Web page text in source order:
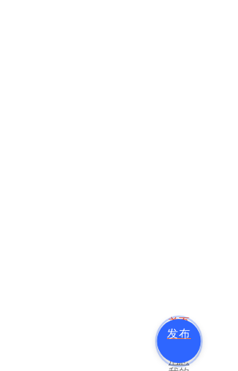
首页
分类
发布
消息